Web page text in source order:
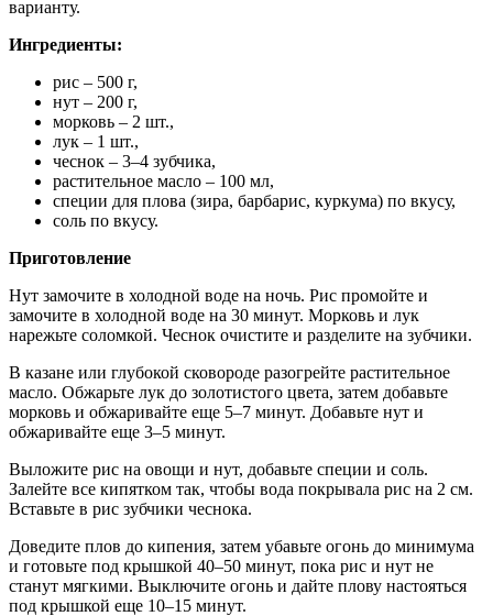
варианту.
Ингредиенты:
рис – 500 г,
нут – 200 г,
морковь – 2 шт.,
лук – 1 шт.,
чеснок – 3–4 зубчика,
растительное масло – 100 мл,
специи для плова (зира, барбарис, куркума) по вкусу,
соль по вкусу.
Приготовление
Нут замочите в холодной воде на ночь. Рис промойте и
замочите в холодной воде на 30 минут. Морковь и лук
нарежьте соломкой. Чеснок очистите и разделите на зубчики.
В казане или глубокой сковороде разогрейте растительное
масло. Обжарьте лук до золотистого цвета, затем добавьте
морковь и обжаривайте еще 5–7 минут. Добавьте нут и
обжаривайте еще 3–5 минут.
Выложите рис на овощи и нут, добавьте специи и соль.
Залейте все кипятком так, чтобы вода покрывала рис на 2 см.
Вставьте в рис зубчики чеснока.
Доведите плов до кипения, затем убавьте огонь до минимума
и готовьте под крышкой 40–50 минут, пока рис и нут не
станут мягкими. Выключите огонь и дайте плову настояться
под крышкой еще 10–15 минут.